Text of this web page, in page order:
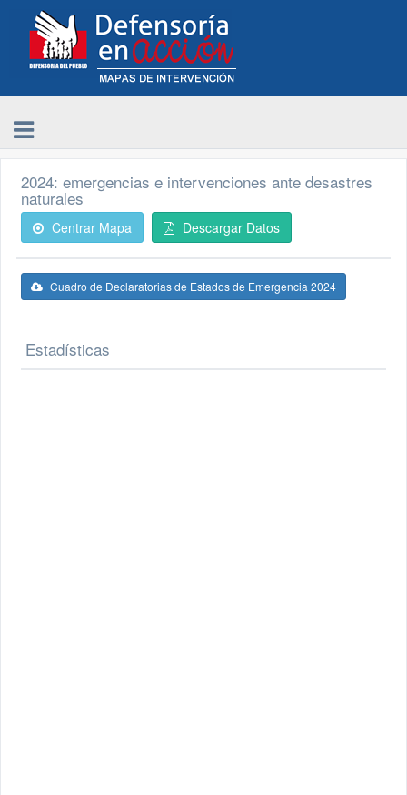
2024: emergencias e intervenciones ante desastres
naturales
Centrar Mapa Descargar Datos
Cuadro de Declaratorias de Estados de Emergencia 2024
Estadísticas